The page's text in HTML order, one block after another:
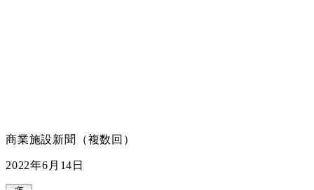
商業施設新聞（複数回）
2022年6月14日